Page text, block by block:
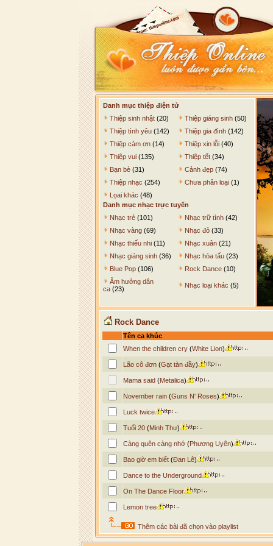
Danh mục thiệp điện tử
Thiệp sinh nhật (20) Thiệp giáng sinh (50)
Thiệp tình yêu (142) Thiệp gia đình (142)
Thiệp cảm ơn (14) Thiệp xin lỗi (40)
Thiệp vui (135) Thiệp tết (34)
Bạn bè (31) Cảnh đẹp (74)
Thiệp nhạc (254) Chưa phân loại (1)
Lọai khác (48)
Danh mục nhạc trực tuyến
Nhạc trẻ (101) Nhạc trữ tình (42)
Nhạc vàng (69) Nhạc đỏ (33)
Nhạc thiếu nhi (11) Nhạc xuân (21)
Nhạc giáng sinh (36) Nhạc hòa tấu (23)
Blue Pop (106) Rock Dance (10)
Âm hưởng dân
ca (23) Nhạc loại khác (5)
Rock Dance
Tên ca khúc
When the children cry(White Lion)
Lão cô đơn(Gạt tàn đầy)
Mama said(Metalica)
November rain(Guns N' Roses)
Luck twice
Tuổi 20(Minh Thư)
Càng quên càng nhớ(Phương Uyên)
Bao giờ em biết(Đan Lê)
Dance to the Underground
On The Dance Floor
Lemon tree
Thêm các bài đã chọn vào playlist